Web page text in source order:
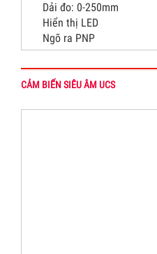
Dải đo: 0-250mm
Hiển thị LED
Ngõ ra PNP
CẢM BIẾN SIÊU ÂM UCS